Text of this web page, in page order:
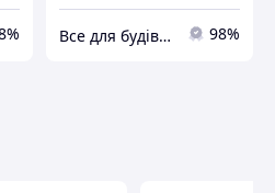
Все для будівництва та дому 98%